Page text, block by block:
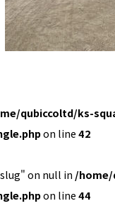
qubiccoltd/ks-
on line42
on null in /
on line44